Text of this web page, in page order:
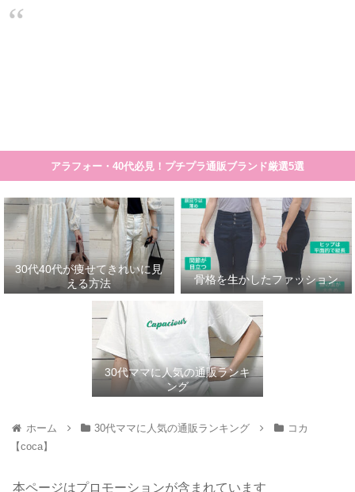
アラフォー・40代必見！プチプラ通販ブランド厳選5選
30代40代が痩せてきれいに見
える方法
骨格を生かしたファッション
30代ママに人気の通販ランキ
ング
ホーム 30代ママに人気の通販ランキング
コカ
【coca】
本ページはプロモーションが含まれています